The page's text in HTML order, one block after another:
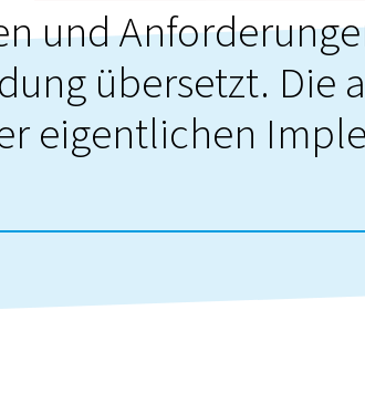
und
übersetzt. Die
eigentlichen